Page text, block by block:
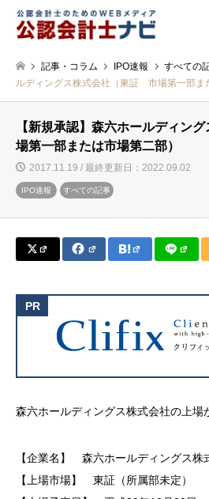
記事・コラム IPO速報 すべての
ルディングス株式会社（東証 市場第一部ま
【新規承認】森六ホールディン
場第一部または市場第二部）
2017.11.19 / 最終更新日：2022.09.02
IPO速報 すべての記事
森六ホールディングス株式会社の上場
【企業名】 森六ホールディングス株
【上場市場】 東証（所属部未定）